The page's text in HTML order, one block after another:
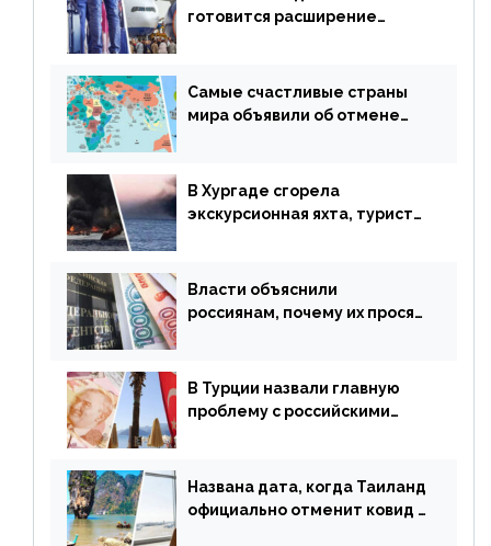
готовится расширение
Самые счастливые страны
мира объявили об отмене
В Хургаде сгорела
экскурсионная яхта, туристы
Власти объяснили
россиянам, почему их просят
В Турции назвали главную
проблему с российскими
Названа дата, когда Таиланд
официально отменит ковид и